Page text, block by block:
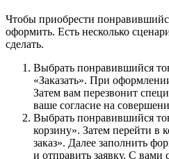
Чтобы приобрести
оформить. Есть несколько
сделать.
Выбрать понравившийся
«Заказать». При
Затем вам перезвонит
ваше согласие на
Выбрать понравившийся
корзину». Затем перейти в
заказ». Далее заполнить
и отправить заявку. С вами